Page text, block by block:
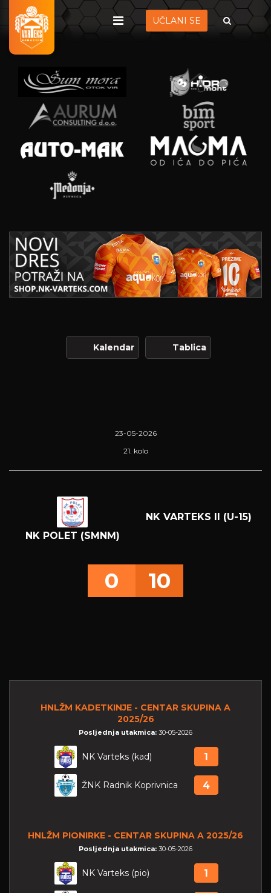
UČLANI SE
Kalendar Tablica
23-05-2026
21. kolo
NK POLET (SMNM)
NK VARTEKS II (U-15)
0 10
HNLŽM KADETKINJE - CENTAR SKUPINA A
2025/26
Posljednja utakmica: 30-05-2026
NK Varteks (kad) 1
ŽNK Radnik Koprivnica 4
HNLŽM PIONIRKE - CENTAR SKUPINA A 2025/26
Posljednja utakmica: 30-05-2026
NK Varteks (pio) 1